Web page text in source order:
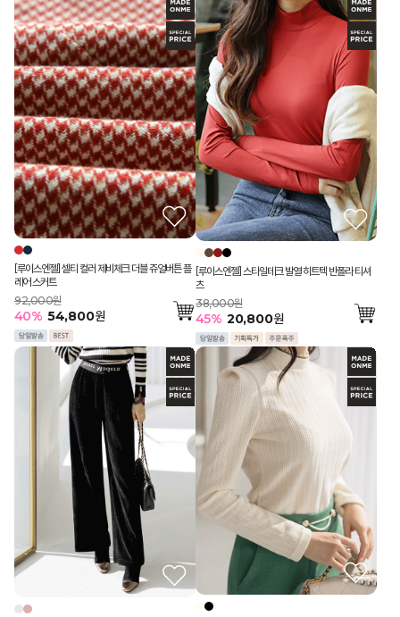
[루이스엔젤] 셀티 컬러 제비체크 더블 쥬얼버튼 플
레어 스커트
92,000원
40% 54,800원
[루이스엔젤] 스타일테크 발열 히트텍 반폴라 티셔
츠
38,000원
45% 20,800원